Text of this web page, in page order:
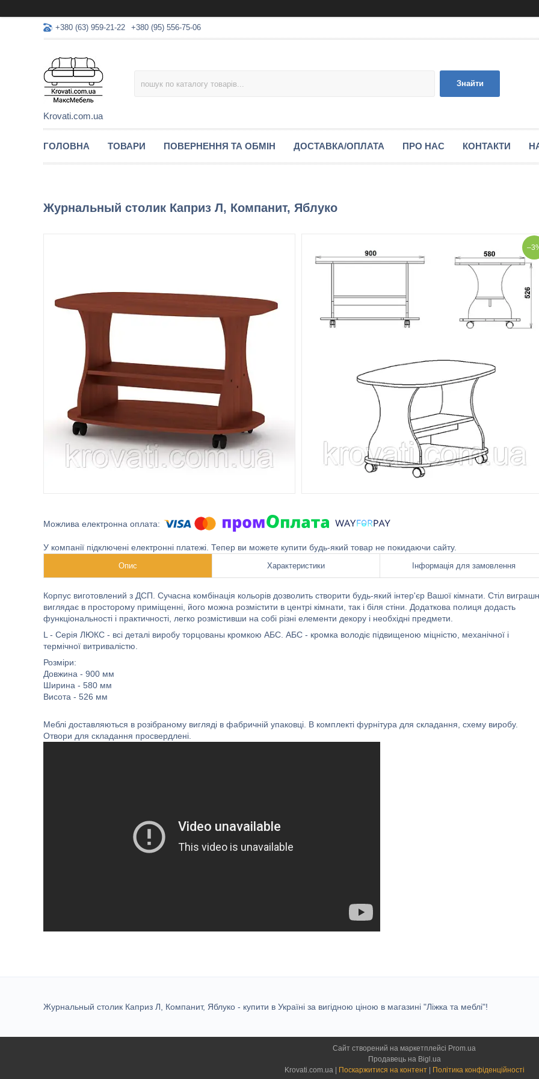
+380 (63) 959-21-22 +380 (95) 556-75-06
Krovati.com.ua
Знайти
ГОЛОВНА ТОВАРИ ПОВЕРНЕННЯ ТА ОБМІН ДОСТАВКА/ОПЛАТА ПРО НАС КОНТАКТИ
Журнальный столик Каприз Л, Компанит, Яблуко
У компанії підключені електронні платежі. Тепер ви можете купити будь-який товар не покидаючи сайту.
Опис Характеристики Інформація для замовлення
Корпус виготовлений з ДСП. Сучасна комбінація кольорів дозволить створити будь-який інтер'єр Вашої кімнати. Стіл
виглядає в просторому приміщенні, його можна розмістити в центрі кімнати, так і біля стіни. Додаткова полиця додасть
функціональності і практичності, легко розмістивши на собі різні елементи декору і необхідні предмети.
L - Серія ЛЮКС - всі деталі виробу торцованы кромкою АБС. АБС - кромка володіє підвищеною міцністю, механічної і
термічної витривалістю.
Розміри:
Довжина - 900 мм
Ширина - 580 мм
Висота - 526 мм
Меблі доставляються в розібраному вигляді в фабричній упаковці. В комплекті фурнітура для складання, схему виробу.
Отвори для складання просвердлені.
Журнальный столик Каприз Л, Компанит, Яблуко - купити в Україні за вигідною ціною в магазині "Ліжка та меблі"!
Сайт створений на маркетплейсі Prom.ua
Продавець на Bigl.ua
Поскаржитися на контент Політика конфіденційності